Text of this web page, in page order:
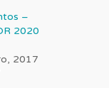
–
2020
2017